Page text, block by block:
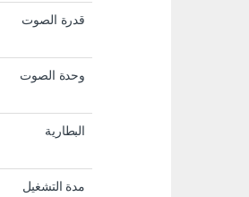
قدرة الصوت
وحدة الصوت
البطارية
مدة التشغيل